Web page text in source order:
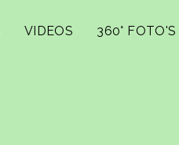
VIDEOS 360° FOTO'S